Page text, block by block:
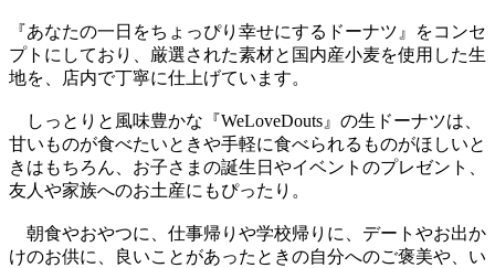
『あなたの一日をちょっぴり幸せにするドーナツ』をコンセ
プトにしており、厳選された素材と国内産小麦を使用した生
地を、店内で丁寧に仕上げています。
しっとりと風味豊かな『WeLoveDouts』の生ドーナツは、
甘いものが食べたいときや手軽に食べられるものがほしいと
きはもちろん、お子さまの誕生日やイベントのプレゼント、
友人や家族へのお土産にもぴったり。
朝食やおやつに、仕事帰りや学校帰りに、デートやお出か
けのお供に、良いことがあったときの自分へのご褒美や、い